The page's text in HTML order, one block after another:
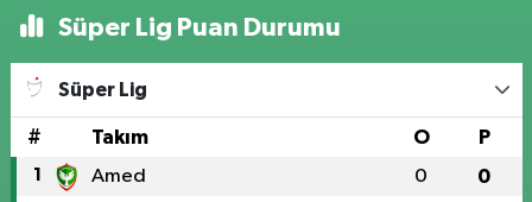
Süper Lig Puan Durumu
Süper Lig
# Takım O P
1 Amed 0 0